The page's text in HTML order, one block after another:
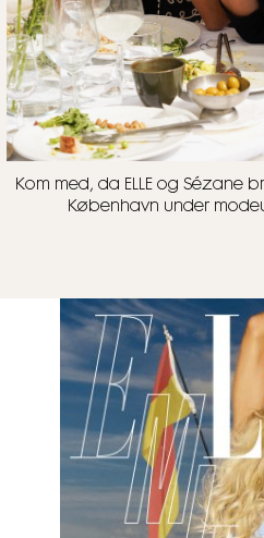
Kom med, da ELLE og Sézane
København under